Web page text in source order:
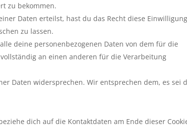
zu bekommen.
Daten erteilst, hast du das Recht diese
zu lassen.
deine personenbezogenen Daten von dem für die
an einen anderen für die Verarbeitung
Daten widersprechen. Wir entsprechen dem, es sei
dich auf die Kontaktdaten am Ende dieser